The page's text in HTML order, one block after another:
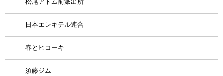
松尾アトム前派出所
日本エレキテル連合
春とヒコーキ
須藤ジム